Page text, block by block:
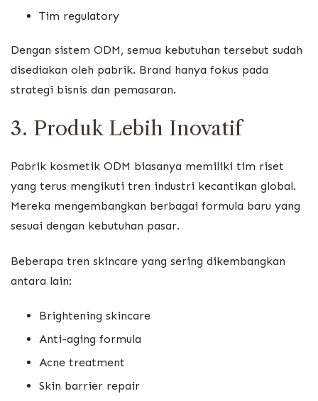
Tim regulatory
Dengan sistem ODM, semua kebutuhan tersebut sudah
disediakan oleh pabrik. Brand hanya fokus pada
strategi bisnis dan pemasaran.
3. Produk Lebih Inovatif
Pabrik kosmetik ODM biasanya memiliki tim riset
yang terus mengikuti tren industri kecantikan global.
Mereka mengembangkan berbagai formula baru yang
sesuai dengan kebutuhan pasar.
Beberapa tren skincare yang sering dikembangkan
antara lain:
Brightening skincare
Anti-aging formula
Acne treatment
Skin barrier repair